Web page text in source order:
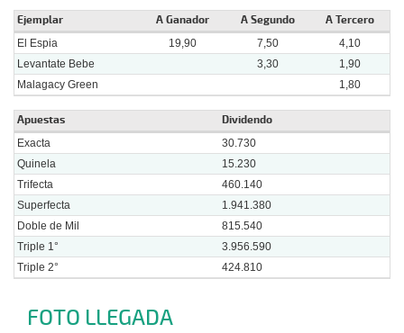
Ejemplar A Ganador A Segundo A Tercero
El Espia 19,90 7,50
4,10
Levantate Bebe
3,30
1,90
Malagacy Green
1,80
Apuestas Dividendo
Exacta
30.730
Quinela
15.230
Trifecta
460.140
Superfecta
1.941.380
Doble de Mil
815.540
Triple 1°
3.956.590
Triple 2°
424.810
FOTO LLEGADA